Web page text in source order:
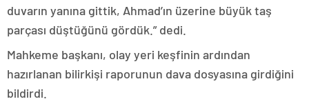
duvarın yanına gittik, Ahmad’ın üzerine büyük taş
parçası düştüğünü gördük.” dedi.
Mahkeme başkanı, olay yeri keşfinin ardından
hazırlanan bilirkişi raporunun dava dosyasına girdiğini
bildirdi.